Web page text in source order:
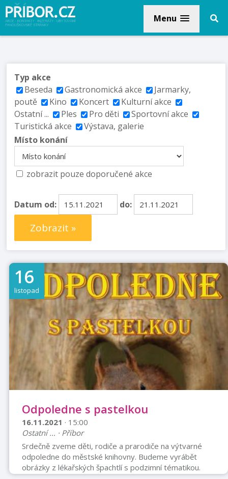
Menu
Typ akce
Beseda
Gastronomická akce
Jarmarky,
poutě
Kino Koncert
Kulturní akce
Ostatní ...
Ples Pro děti
Sportovní akce
Turistická akce
Výstava, galerie
Místo konání
zobrazit pouze doporučené akce
Datum od: do:
Zobrazit »
16
listopad
Odpoledne s pastelkou
16.11.2021 · 15:00
Ostatní ... · Příbor
Srdečně zveme děti, rodiče a prarodiče na výtvarné
odpoledne do městské knihovny. Budeme vyrábět
obrázky z lékařských špachtlí s podzimní tématikou.